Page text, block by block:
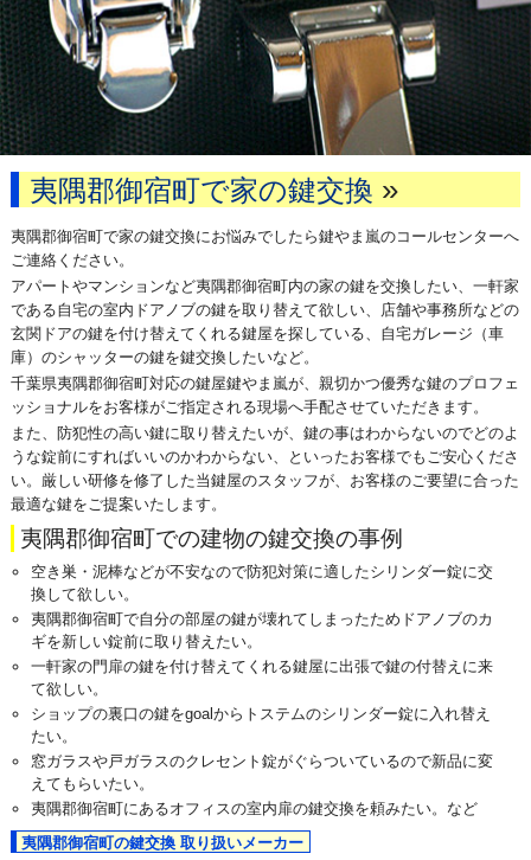
夷隅郡御宿町で家の鍵交換 »
夷隅郡御宿町で家の鍵交換にお悩みでしたら鍵やま嵐のコールセンターへ
ご連絡ください。
アパートやマンションなど夷隅郡御宿町内の家の鍵を交換したい、一軒家
である自宅の室内ドアノブの鍵を取り替えて欲しい、店舗や事務所などの
玄関ドアの鍵を付け替えてくれる鍵屋を探している、自宅ガレージ（車
庫）のシャッターの鍵を鍵交換したいなど。
千葉県夷隅郡御宿町対応の鍵屋鍵やま嵐が、親切かつ優秀な鍵のプロフェ
ッショナルをお客様がご指定される現場へ手配させていただきます。
また、防犯性の高い鍵に取り替えたいが、鍵の事はわからないのでどのよ
うな錠前にすればいいのかわからない、といったお客様でもご安心くださ
い。厳しい研修を修了した当鍵屋のスタッフが、お客様のご要望に合った
最適な鍵をご提案いたします。
夷隅郡御宿町での建物の鍵交換の事例
空き巣・泥棒などが不安なので防犯対策に適したシリンダー錠に交
換して欲しい。
夷隅郡御宿町で自分の部屋の鍵が壊れてしまったためドアノブのカ
ギを新しい錠前に取り替えたい。
一軒家の門扉の鍵を付け替えてくれる鍵屋に出張で鍵の付替えに来
て欲しい。
ショップの裏口の鍵をgoalからトステムのシリンダー錠に入れ替え
たい。
窓ガラスや戸ガラスのクレセント錠がぐらついているので新品に変
えてもらいたい。
夷隅郡御宿町にあるオフィスの室内扉の鍵交換を頼みたい。など
夷隅郡御宿町の鍵交換 取り扱いメーカー